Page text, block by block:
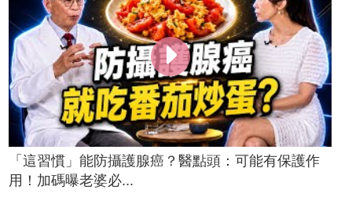
「這習慣」能防攝護腺癌？醫點頭：可能有保護作
用！加碼曝老婆必...